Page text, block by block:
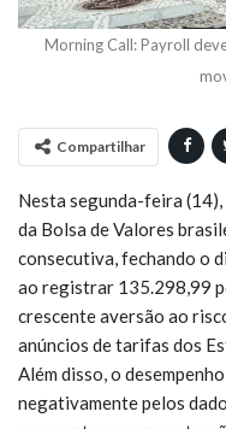
Morning Call: Payroll
Compartilhar
Nesta segunda-feira
da Bolsa de Valores
consecutiva, fechando o
ao registrar 135.298,99
crescente aversão ao
anúncios de tarifas dos
Além disso, o
negativamente pelos